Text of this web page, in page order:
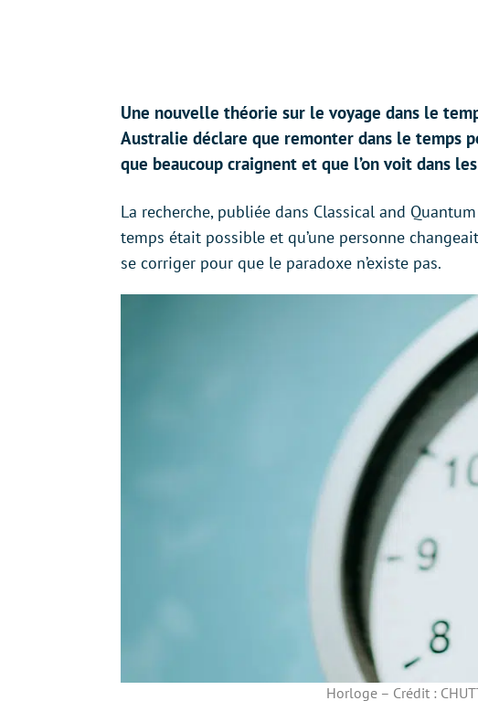
Une nouvelle théorie sur le voyage dans le
Australie déclare que remonter dans le temps
que beaucoup craignent et que l’on voit dans
La recherche, publiée dans Classical and
temps était possible et qu’une personne
se corriger pour que le paradoxe n’existe pas.
Horloge – Crédit :